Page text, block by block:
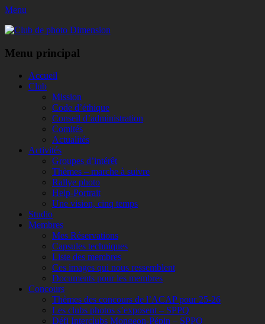
Menu
Club de photo Dimension
Menu principal
Aller
Accueil
Club
Mission
Code d’éthique
Conseil d’administration
Comités
Actualités
Activités
Groupes d’intérêt
Thèmes – marche à suivre
Rallye photo
Help-Portrait
Une vision, cinq temps
Studio
Membres
Mes Réservations
Capsules techniques
Liste des membres
Ces images qui nous ressemblent
Documents pour les membres
Concours
Thèmes des concours de l’ACAP pour 25-26
Les clubs photos s’exposent – SPPQ
Défi Interclubs Mongeon-Pépin – SPPQ